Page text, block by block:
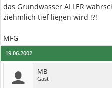
das Grundwasser ALLER
ziehmlich tief liegen wird !?!
MFG
19.06.2002
MB
Gast